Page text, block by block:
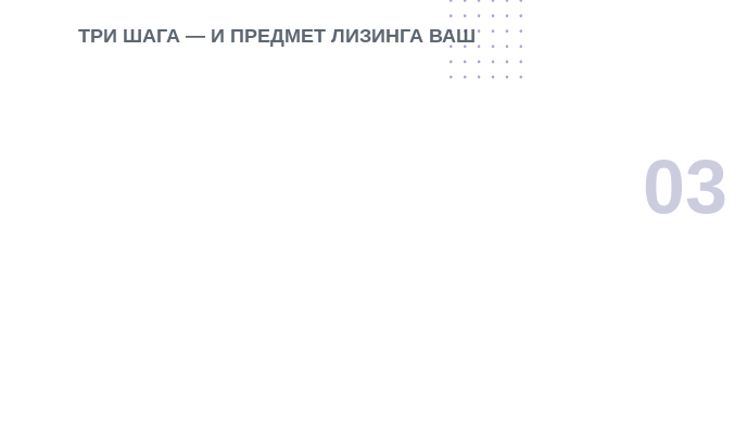
ТРИ ШАГА — И ПРЕДМЕТ ЛИЗИНГА ВАШ
03